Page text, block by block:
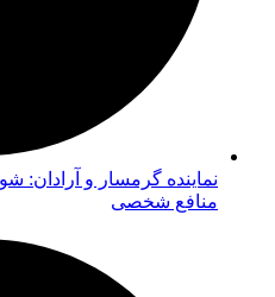
نماینده گرمسار و آرادان:
منافع شخصی